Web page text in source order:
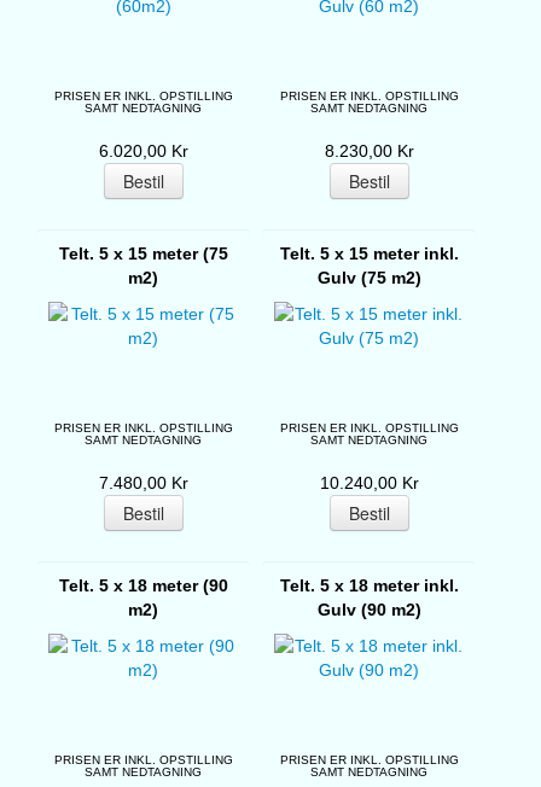
PRISEN ER INKL. OPSTILLING
SAMT NEDTAGNING
6.020,00 Kr
PRISEN ER INKL. OPSTILLING
SAMT NEDTAGNING
8.230,00 Kr
Telt. 5 x 15 meter (75
m2)
PRISEN ER INKL. OPSTILLING
SAMT NEDTAGNING
7.480,00 Kr
Telt. 5 x 15 meter inkl.
Gulv (75 m2)
PRISEN ER INKL. OPSTILLING
SAMT NEDTAGNING
10.240,00 Kr
Telt. 5 x 18 meter (90
m2)
PRISEN ER INKL. OPSTILLING
SAMT NEDTAGNING
Telt. 5 x 18 meter inkl.
Gulv (90 m2)
PRISEN ER INKL. OPSTILLING
SAMT NEDTAGNING